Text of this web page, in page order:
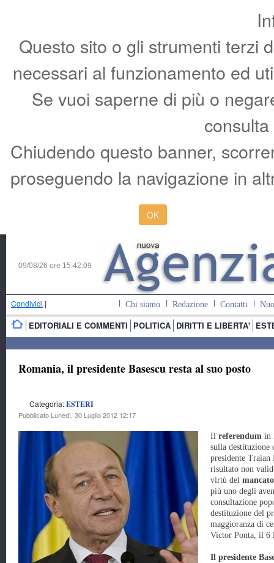
Questo sito o gli strumenti terzi
necessari al funzionamento ed
Se vuoi saperne di più o
Chiudendo questo banner,
proseguendo la navigazione in
OK
09/08/26 ore 15:42:10
Condividi | Chi siamo Redazione Contatti
EDITORIALI E COMMENTI POLITICA DIRITTI E LIBERTA'
Romania, il presidente Basescu resta al suo posto
Categoria:ESTERI
Pubblicato Lunedì, 30 Luglio 2012 12:17
Il referendum in
sulla destituzione
presidente Traian
risultato non
virtù del
più uno degli
consultazione
destituzione del
maggioranza di
Victor Ponta, il 6
Il presidente